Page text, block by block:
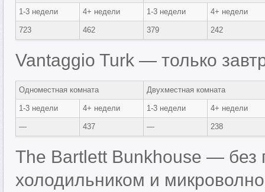
1-3 недели 4+ недели 1-3 недели 4+ недели
723 462 379 242
Vantaggio Turk — только
Одноместная комната Двухместная комната
1-3 недели 4+ недели 1-3 недели 4+ недели
— 437 — 238
The Bartlett Bunkhouse — без
холодильником и